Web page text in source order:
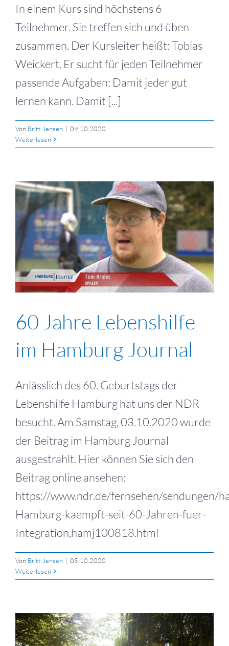
In einem Kurs sind höchstens 6
Teilnehmer. Sie treffen sich und üben
zusammen. Der Kursleiter heißt: Tobias
Weickert. Er sucht für jeden Teilnehmer
passende Aufgaben: Damit jeder gut
lernen kann. Damit [...]
Von Britt Jensen | 09.10.2020
Weiterlesen
60 Jahre Lebenshilfe
im Hamburg Journal
Anlässlich des 60. Geburtstags der
Lebenshilfe Hamburg hat uns der NDR
besucht. Am Samstag, 03.10.2020 wurde
der Beitrag im Hamburg Journal
ausgestrahlt. Hier können Sie sich den
Beitrag online ansehen:
https://www.ndr.de/fernsehen/sendungen/
Hamburg-kaempft-seit-60-Jahren-fuer-
Integration,hamj100818.html
Von Britt Jensen | 05.10.2020
Weiterlesen